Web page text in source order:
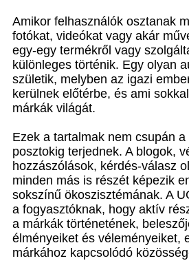
Amikor felhasználók osztanak
fotókat, videókat vagy akár
egy-egy termékről vagy
különleges történik. Egy olyan
születik, melyben az igazi
kerülnek előtérbe, és ami
márkák világát.
Ezek a tartalmak nem csupán
posztokig terjednek. A blogok,
hozzászólások, kérdés-válasz
minden más is részét képezik
sokszínű ökoszisztémának. A
a fogyasztóknak, hogy aktív
a márkák történetének,
élményeiket és véleményeiket,
márkához kapcsolódó